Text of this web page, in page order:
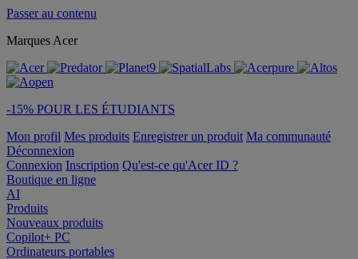
Passer au contenu
Marques Acer
-15% POUR LES ÉTUDIANTS
Mon profil Mes produits Enregistrer un produit Ma communauté
Déconnexion
Connexion Inscription Qu'est-ce qu'Acer ID ?
Boutique en ligne
AI
Produits
Nouveaux produits
Copilot+ PC
Ordinateurs portables